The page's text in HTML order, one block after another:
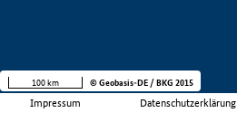
Impressum Datenschutzerklärung
100 km © Geobasis-DE / BKG 2015